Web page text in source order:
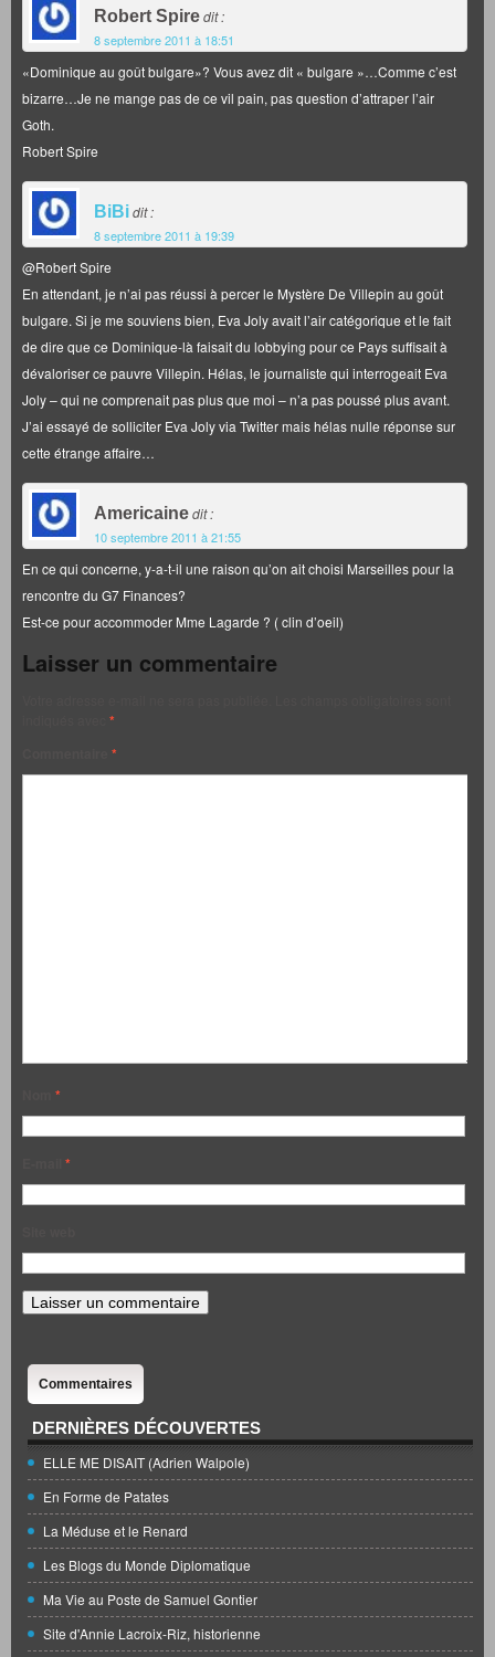
Robert Spiredit :
8 septembre 2011 à 18:51
«Dominique au goût bulgare»? Vous avez dit « bulgare »…Comme c’est
bizarre…Je ne mange pas de ce vil pain, pas question d’attraper l’air
Goth.
Robert Spire
BiBidit :
8 septembre 2011 à 19:39
@Robert Spire
En attendant, je n’ai pas réussi à percer le Mystère De Villepin au goût
bulgare. Si je me souviens bien, Eva Joly avait l’air catégorique et le fait
de dire que ce Dominique-là faisait du lobbying pour ce Pays suffisait à
dévaloriser ce pauvre Villepin. Hélas, le journaliste qui interrogeait Eva
Joly – qui ne comprenait pas plus que moi – n’a pas poussé plus avant.
J’ai essayé de solliciter Eva Joly via Twitter mais hélas nulle réponse sur
cette étrange affaire…
Americainedit :
10 septembre 2011 à 21:55
En ce qui concerne, y-a-t-il une raison qu’on ait choisi Marseilles pour la
rencontre du G7 Finances?
Est-ce pour accommoder Mme Lagarde ? ( clin d’oeil)
Laisser un commentaire
*
*
*
*
Commentaires
DERNIÈRES DÉCOUVERTES
ELLE ME DISAIT (Adrien Walpole)
En Forme de Patates
La Méduse et le Renard
Les Blogs du Monde Diplomatique
Ma Vie au Poste de Samuel Gontier
Site d'Annie Lacroix-Riz, historienne